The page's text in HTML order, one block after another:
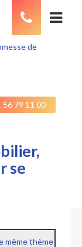
de
56 79 11 00
se
même thème